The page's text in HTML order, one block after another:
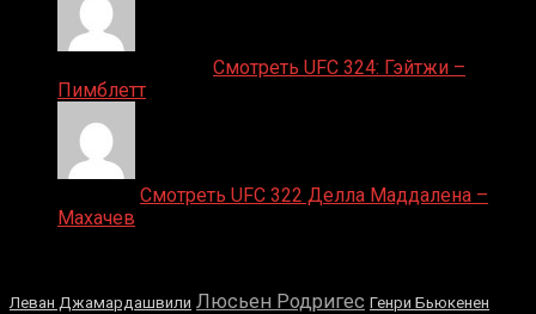
Смотреть UFC 324: Гэйтжи –
Пимблетт
Смотреть UFC 322 Делла Маддалена –
Махачев
Леван Джамардашвили Люсьен Родригес Генри Бьюкенен